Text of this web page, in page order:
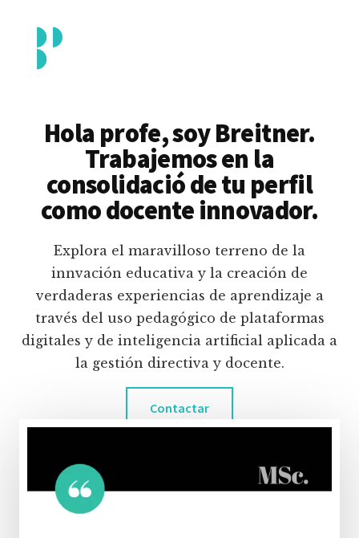
contenido
principal
menu
Piedrahita
docente
pedagógico
educativas
digitales
inteligencia
artificial.
Hola profe, soy Breitner.
Trabajemos en la
consolidació de tu perfil
como docente innovador.
Explora el maravilloso terreno de la
innvación educativa y la creación de
verdaderas experiencias de aprendizaje a
través del uso pedagógico de plataformas
digitales y de inteligencia artificial aplicada a
la gestión directiva y docente.
Contactar